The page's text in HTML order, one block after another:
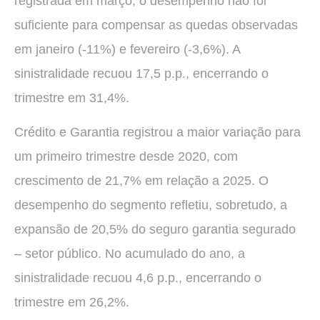
suficiente para compensar as quedas observadas
em janeiro (-11%) e fevereiro (-3,6%). A
sinistralidade recuou 17,5 p.p., encerrando o
trimestre em 31,4%.
Crédito e Garantia registrou a maior variação para
um primeiro trimestre desde 2020, com
crescimento de 21,7% em relação a 2025. O
desempenho do segmento refletiu, sobretudo, a
expansão de 20,5% do seguro garantia segurado
– setor público. No acumulado do ano, a
sinistralidade recuou 4,6 p.p., encerrando o
trimestre em 26,2%.